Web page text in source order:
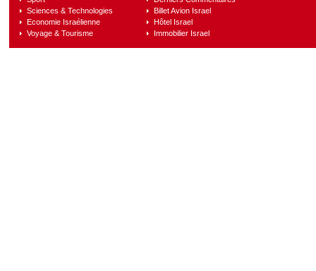
Sciences & Technologies
Economie Israélienne
Voyage & Tourisme
Billet Avion Israel
Hôtel Israel
Immobilier Israel